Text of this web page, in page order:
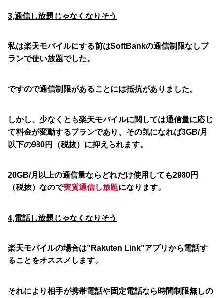
3,通信し放題じゃなくなりそう
私は楽天モバイルにする前はSoftBankの通信制限なしプ
ランで使い放題でした。
ですので通信制限があることには抵抗がありました。
しかし、少なくとも楽天モバイルに関しては通信量に応じ
て料金が変動するプランであり、その気になれば3GB/月
以下の980円（税抜）に抑えられます。
20GB/月以上の通信量ならどれだけ使用しても2980円
（税抜）なので実質通信し放題になります。
4,電話し放題じゃなくなりそう
楽天モバイルの場合は” Rakuten Link”アプリから電話す
ることをオススメします。
それにより相手が携帯電話や固定電話なら時間制限無しの